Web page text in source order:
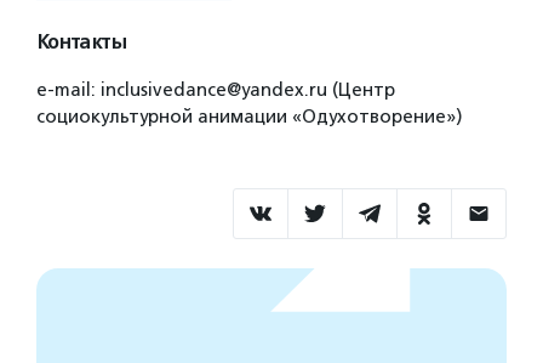
Контакты
e-mail: inclusivedance@yandex.ru (Центр
социокультурной анимации «Одухотворение»)